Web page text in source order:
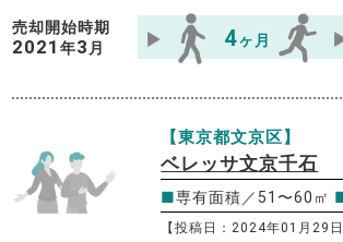
売却開始時期
2021年3 月 4ヶ月
【東京都文京区】
ベレッサ文京千石
■専有面積／51〜60㎡
【投稿日：2024年01月29日